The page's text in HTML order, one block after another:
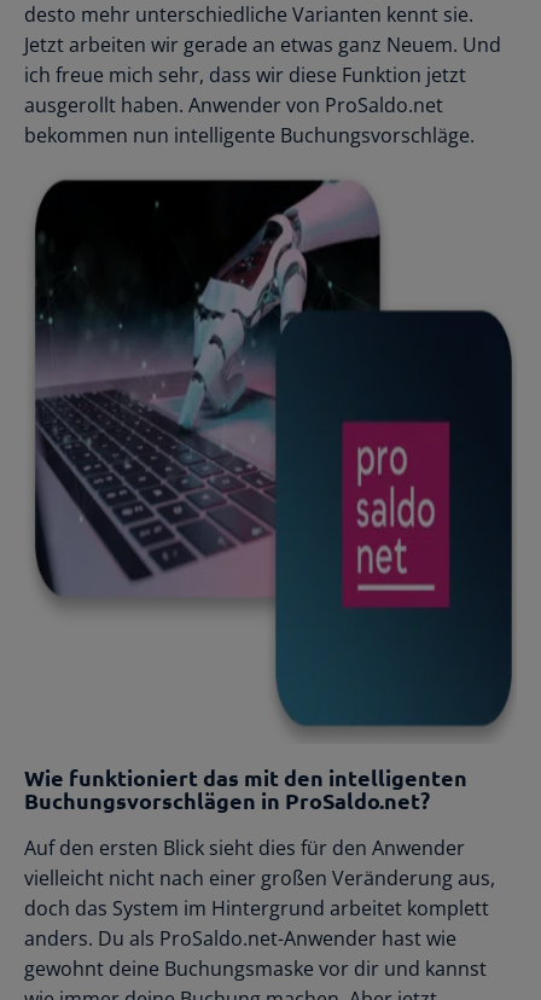
desto mehr unterschiedliche Varianten kennt sie.
Jetzt arbeiten wir gerade an etwas ganz Neuem. Und
ich freue mich sehr, dass wir diese Funktion jetzt
ausgerollt haben. Anwender von ProSaldo.net
bekommen nun intelligente Buchungsvorschläge.
Wie funktioniert das mit den intelligenten
Buchungsvorschlägen in ProSaldo.net?
Auf den ersten Blick sieht dies für den Anwender
vielleicht nicht nach einer großen Veränderung aus,
doch das System im Hintergrund arbeitet komplett
anders. Du als ProSaldo.net-Anwender hast wie
gewohnt deine Buchungsmaske vor dir und kannst